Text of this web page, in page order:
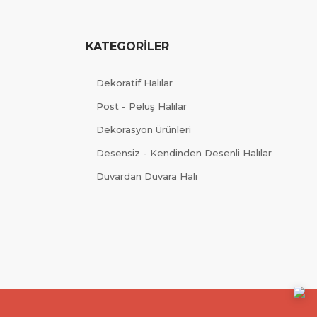
KATEGORİLER
Dekoratif Halılar
Post - Peluş Halılar
Dekorasyon Ürünleri
Desensiz - Kendinden Desenli Halılar
Duvardan Duvara Halı